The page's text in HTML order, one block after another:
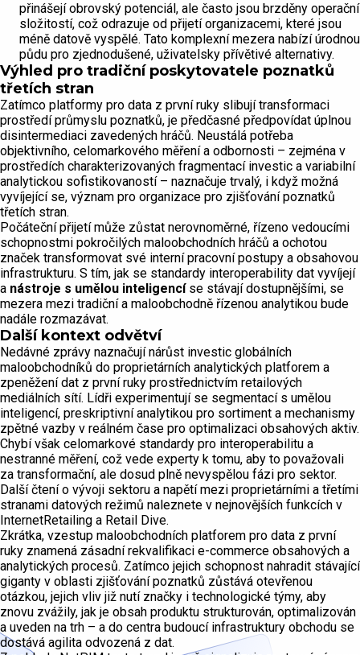
přinášejí obrovský potenciál, ale často jsou brzděny operační
složitostí, což odrazuje od přijetí organizacemi, které jsou
méně datově vyspělé. Tato komplexní mezera nabízí úrodnou
půdu pro zjednodušené, uživatelsky přívětivé alternativy.
Výhled pro tradiční poskytovatele poznatků
třetích stran
Zatímco platformy pro data z první ruky slibují transformaci
prostředí průmyslu poznatků, je předčasné předpovídat úplnou
disintermediaci zavedených hráčů. Neustálá potřeba
objektivního, celomarkového měření a odbornosti – zejména v
prostředích charakterizovaných fragmentací investic a variabilní
analytickou sofistikovaností – naznačuje trvalý, i když možná
vyvíjející se, význam pro organizace pro zjišťování poznatků
třetích stran.
Počáteční přijetí může zůstat nerovnoměrné, řízeno vedoucími
schopnostmi pokročilých maloobchodních hráčů a ochotou
značek transformovat své interní pracovní postupy a obsahovou
infrastrukturu. S tím, jak se standardy interoperability dat vyvíjejí
a nástroje s umělou inteligencíse stávají dostupnějšími, se
mezera mezi tradiční a maloobchodně řízenou analytikou bude
nadále rozmazávat.
Další kontext odvětví
Nedávné zprávy naznačují nárůst investic globálních
maloobchodníků do proprietárních analytických platforem a
zpeněžení dat z první ruky prostřednictvím retailových
mediálních sítí. Lídři experimentují se segmentací s umělou
inteligencí, preskriptivní analytikou pro sortiment a mechanismy
zpětné vazby v reálném čase pro optimalizaci obsahových aktiv.
Chybí však celomarkové standardy pro interoperabilitu a
nestranné měření, což vede experty k tomu, aby to považovali
za transformační, ale dosud plně nevyspělou fázi pro sektor.
Další čtení o vývoji sektoru a napětí mezi proprietárními a třetími
stranami datových režimů naleznete v nejnovějších funkcích v
InternetRetailing a Retail Dive.
Zkrátka, vzestup maloobchodních platforem pro data z první
ruky znamená zásadní rekvalifikaci e-commerce obsahových a
analytických procesů. Zatímco jejich schopnost nahradit stávající
giganty v oblasti zjišťování poznatků zůstává otevřenou
otázkou, jejich vliv již nutí značky i technologické týmy, aby
znovu zvážily, jak je obsah produktu strukturován, optimalizován
a uveden na trh – a do centra budoucí infrastruktury obchodu se
dostává agilita odvozená z dat.